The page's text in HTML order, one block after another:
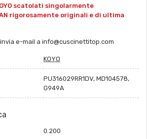
scatolati singolarmente
rigorosamente originali e di ultima
e-mail a info@cuscinettitop.com
KOYO
PU316029RR1DV, MD104578,
G949A
0.200